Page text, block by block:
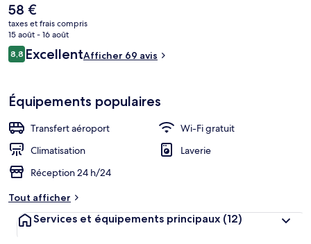
Le
prix
actuel
est
de
58 €
taxes et frais compris
15 août - 16 août
Avis
voyageurs
8,88,8 sur 10
ExcellentAfficher 69 avis
Équipements populaires
Transfert aéroport
Wi-Fi gratuit
Climatisation
Laverie
Réception 24 h/24
Tout afficher
Services et équipements principaux (12)